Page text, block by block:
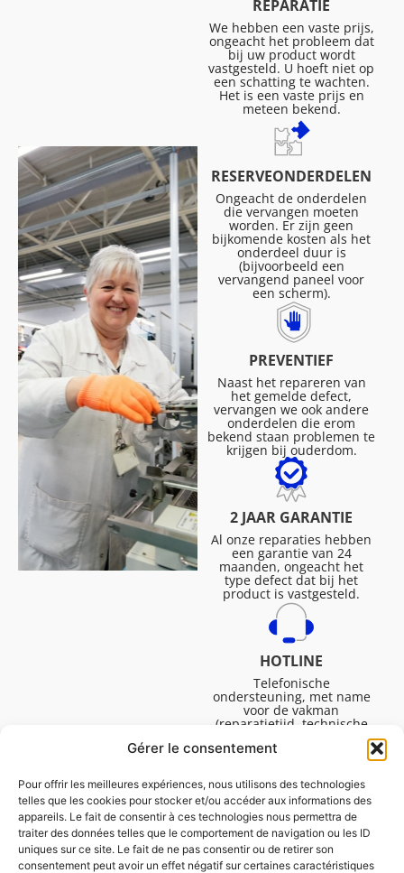
Gérer le consentement
Pour offrir les meilleures expériences, nous utilisons des technologies
telles que les cookies pour stocker et/ou accéder aux informations des
appareils. Le fait de consentir à ces technologies nous permettra de
traiter des données telles que le comportement de navigation ou les ID
uniques sur ce site. Le fait de ne pas consentir ou de retirer son
consentement peut avoir un effet négatif sur certaines caractéristiques
REPARATIE
We hebben een vaste prijs,
ongeacht het probleem dat
bij uw product wordt
vastgesteld. U hoeft niet op
een schatting te wachten.
Het is een vaste prijs en
meteen bekend.
RESERVEONDERDELEN
Ongeacht de onderdelen
die vervangen moeten
worden. Er zijn geen
bijkomende kosten als het
onderdeel duur is
(bijvoorbeeld een
vervangend paneel voor
een scherm).
PREVENTIEF
Naast het repareren van
het gemelde defect,
vervangen we ook andere
onderdelen die erom
bekend staan problemen te
krijgen bij ouderdom.
2 JAAR GARANTIE
Al onze reparaties hebben
een garantie van 24
maanden, ongeacht het
type defect dat bij het
product is vastgesteld.
HOTLINE
Telefonische
ondersteuning, met name
voor de vakman
(reparatietijd, technische
Maandag tot vrijdag van